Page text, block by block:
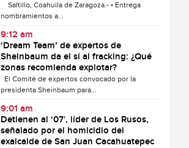
Saltillo, Coahuila de Zaragoza.- • Entrega
nombramientos a...
9:12 am
‘Dream Team’ de expertos de
Sheinbaum da el sí al fracking: ¿Qué
zonas recomienda explotar?
El Comité de expertos convocado por la
presidenta Sheinbaum para...
9:01 am
Detienen al ‘07′, líder de Los Rusos,
señalado por el homicidio del
exalcalde de San Juan Cacahuatepec